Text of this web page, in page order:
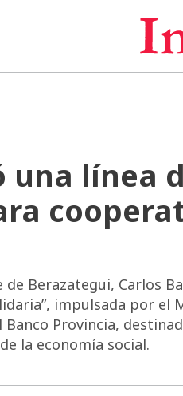
una línea
Berazategui, Carlos
impulsada por
Banco Provincia,
la economía social.